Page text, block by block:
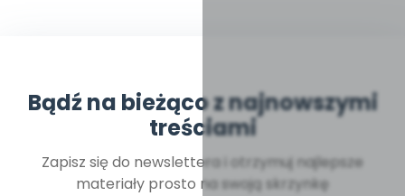
Bądź na bieżąco z najnowszymi
treściami
Zapisz się do newslettera i otrzymuj najlepsze
materiały prosto na swoją skrzynkę